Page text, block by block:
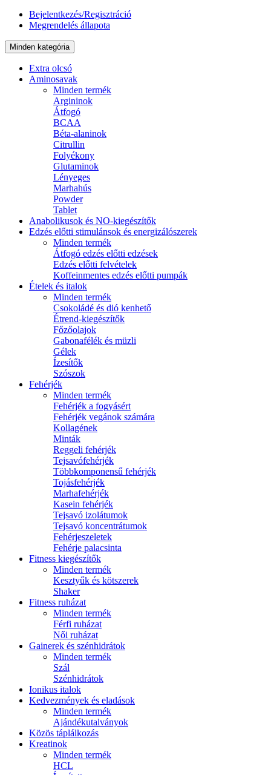
Bejelentkezés/Regisztráció
Megrendelés állapota
Minden kategória
Extra olcsó
Aminosavak
Minden termék
Argininok
Átfogó
BCAA
Béta-alaninok
Citrullin
Folyékony
Glutaminok
Lényeges
Marhahús
Powder
Tablet
Anabolikusok és NO-kiegészítők
Edzés előtti stimulánsok és energizálószerek
Minden termék
Átfogó edzés előtti edzések
Edzés előtti felvételek
Koffeinmentes edzés előtti pumpák
Ételek és italok
Minden termék
Csokoládé és dió kenhető
Étrend-kiegészítők
Főzőolajok
Gabonafélék és müzli
Gélek
Ízesítők
Szószok
Fehérjék
Minden termék
Fehérjék a fogyásért
Fehérjék vegánok számára
Kollagének
Minták
Reggeli fehérjék
Tejsavófehérjék
Többkomponensű fehérjék
Tojásfehérjék
Marhafehérjék
Kasein fehérjék
Tejsavó izolátumok
Tejsavó koncentrátumok
Fehérjeszeletek
Fehérje palacsinta
Fitness kiegészítők
Minden termék
Kesztyűk és kötszerek
Shaker
Fitness ruházat
Minden termék
Férfi ruházat
Női ruházat
Gainerek és szénhidrátok
Minden termék
Szál
Szénhidrátok
Ionikus italok
Kedvezmények és eladások
Minden termék
Ajándékutalványok
Közös táplálkozás
Kreatinok
Minden termék
HCL